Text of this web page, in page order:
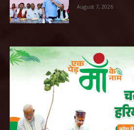
August 7, 2026